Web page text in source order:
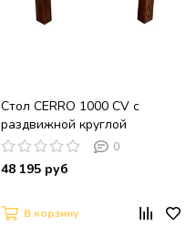
Стол CERRO 1000 CV с
раздвижной круглой
столешницей (Американский
орех)
0
48 195 руб
В корзину